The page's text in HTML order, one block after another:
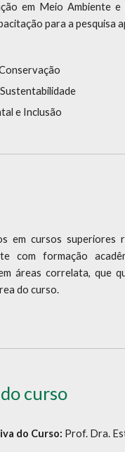
em Meio Ambiente
para a pesquisa
e Inclusão
em cursos superiores
com formação
áreas correlata, que
do curso.
curso
do Curso: Prof. Dra.